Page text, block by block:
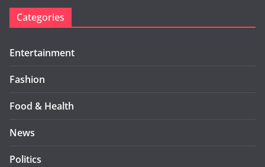
Categories
Entertainment
Fashion
Food & Health
News
Politics